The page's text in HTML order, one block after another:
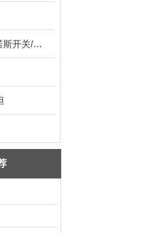
法国CROUZET诺斯开关/继电器